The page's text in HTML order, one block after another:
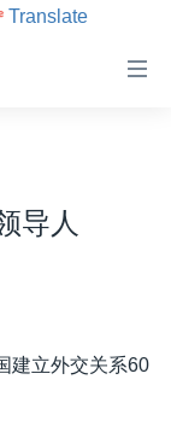
Translate
导人
建立外交关系60